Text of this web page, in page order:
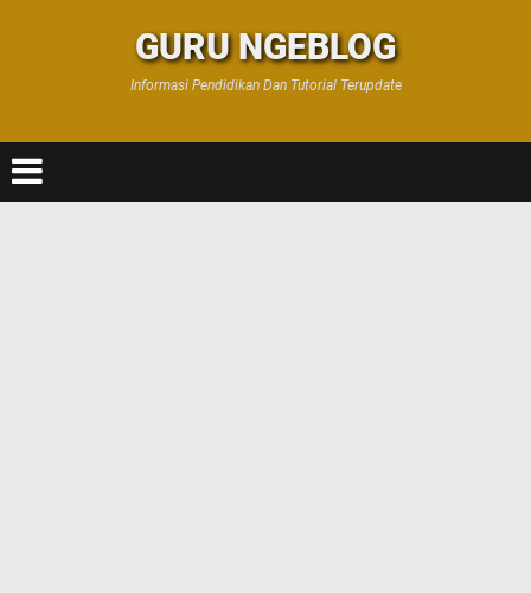
GURU NGEBLOG
Informasi Pendidikan Dan Tutorial Terupdate